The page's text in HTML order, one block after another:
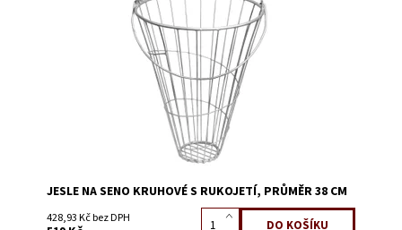
Na dotaz
3838D
JESLE NA SENO KRUHOVÉ S RUKOJETÍ, PRŮMĚR 38 CM
428,93 Kč bez DPH